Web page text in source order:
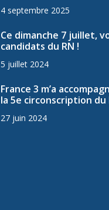
4 septembre 2025
Ce dimanche 7 juillet,
candidats du RN !
5 juillet 2024
France 3 m’a
la 5e circonscription
27 juin 2024